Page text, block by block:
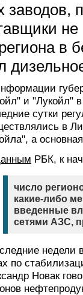
в
и "Лукойл"
сутки
в
а
РБК, к
число
какие-либо
введенные
сетями АЗС,
недели
по
Новак